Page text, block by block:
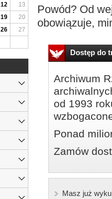
Powód? Od
obowiązuje,
Dostęp do
Archiwum
od 1993
Ponad
Zamów
Masz już
12
13
19
20
26
27